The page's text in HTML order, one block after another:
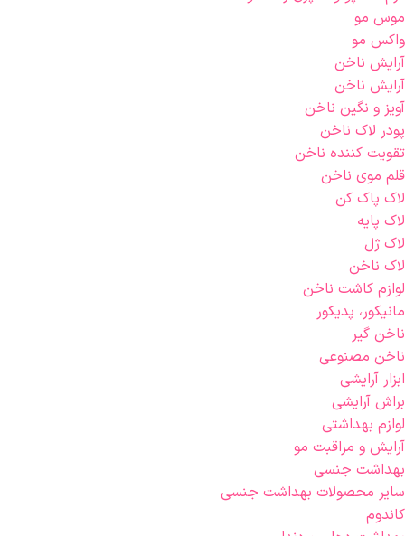
موس مو
واکس مو
آرایش ناخن
آرایش ناخن
آویز و نگین ناخن
پودر لاک ناخن
تقویت کننده ناخن
قلم موی ناخن
لاک پاک کن
لاک پایه
لاک ژل
لاک ناخن
لوازم کاشت ناخن
مانیکور، پدیکور
ناخن گیر
ناخن مصنوعی
ابزار آرایشی
براش آرایشی
لوازم بهداشتی
آرایش و مراقبت مو
بهداشت جنسی
سایر محصولات بهداشت جنسی
کاندوم